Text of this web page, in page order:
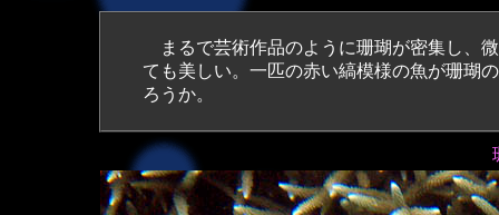
まるで芸術作品のように珊瑚が密集し、
ても美しい。一匹の赤い縞模様の魚が珊瑚
ろうか。